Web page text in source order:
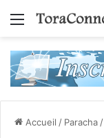
Menu
Accueil / Paracha /